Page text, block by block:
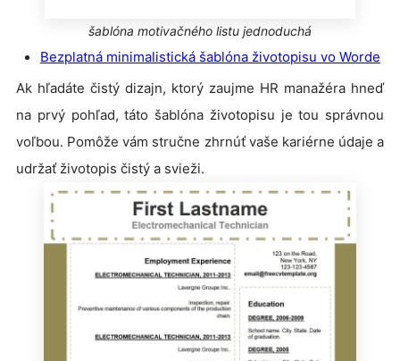
šablóna motivačného listu jednoduchá
Bezplatná minimalistická šablóna životopisu vo Worde
Ak hľadáte čistý dizajn, ktorý zaujme HR manažéra hneď
na prvý pohľad, táto šablóna životopisu je tou správnou
voľbou. Pomôže vám stručne zhrnúť vaše kariérne údaje a
udržať životopis čistý a svieži.